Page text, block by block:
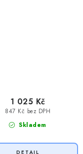
Skladem
847 Kč bez DPH
1 025 Kč